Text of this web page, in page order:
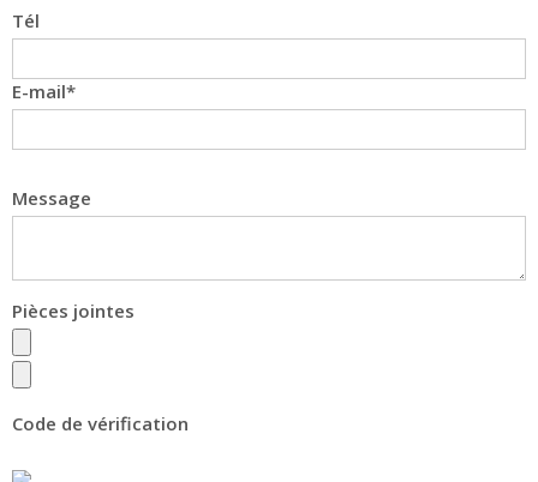
Tél
E-mail
Message
Pièces jointes
Code de vérification